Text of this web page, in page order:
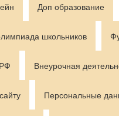
Доп образование
школьников
Внеурочная
Персональные